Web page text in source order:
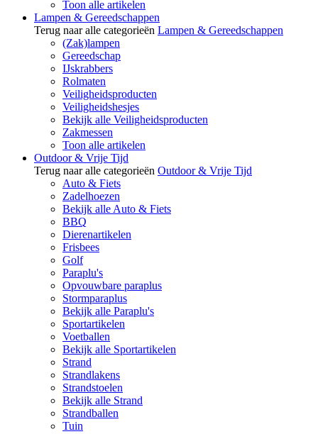
Toon alle artikelen
Lampen & Gereedschappen
Terug naar alle categorieën Lampen & Gereedschappen
(Zak)lampen
Gereedschap
IJskrabbers
Rolmaten
Veiligheidsproducten
Veiligheidshesjes
Bekijk alle Veiligheidsproducten
Zakmessen
Toon alle artikelen
Outdoor & Vrije Tijd
Terug naar alle categorieën Outdoor & Vrije Tijd
Auto & Fiets
Zadelhoezen
Bekijk alle Auto & Fiets
BBQ
Dierenartikelen
Frisbees
Golf
Paraplu's
Opvouwbare paraplus
Stormparaplus
Bekijk alle Paraplu's
Sportartikelen
Voetballen
Bekijk alle Sportartikelen
Strand
Strandlakens
Strandstoelen
Bekijk alle Strand
Strandballen
Tuin